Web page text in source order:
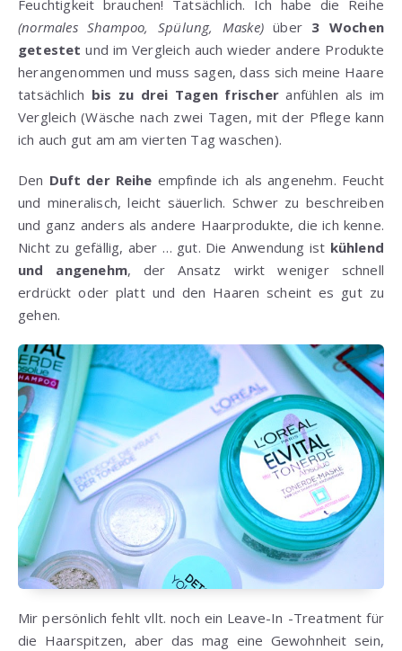
Feuchtigkeit brauchen! Tatsächlich. Ich habe die Reihe
(normales Shampoo, Spülung, Maske) über 3 Wochen
getestet und im Vergleich auch wieder andere Produkte
herangenommen und muss sagen, dass sich meine Haare
tatsächlich bis zu drei Tagen frischeranfühlen als im
Vergleich (Wäsche nach zwei Tagen, mit der Pflege kann
ich auch gut am am vierten Tag waschen).
Den Duft der Reihe empfinde ich als angenehm. Feucht
und mineralisch, leicht säuerlich. Schwer zu beschreiben
und ganz anders als andere Haarprodukte, die ich kenne.
Nicht zu gefällig, aber … gut. Die Anwendung ist kühlend
und angenehm, der Ansatz wirkt weniger schnell
erdrückt oder platt und den Haaren scheint es gut zu
gehen.
Mir persönlich fehlt vllt. noch ein Leave-In -Treatment für
die Haarspitzen, aber das mag eine Gewohnheit sein,